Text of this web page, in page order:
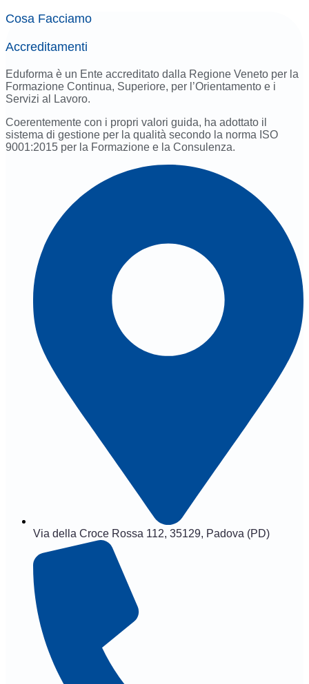
Cosa Facciamo
Accreditamenti
Eduforma è un Ente accreditato dalla Regione Veneto per la
Formazione Continua, Superiore, per l’Orientamento e i
Servizi al Lavoro.
Coerentemente con i propri valori guida, ha adottato il
sistema di gestione per la qualità secondo la norma ISO
9001:2015 per la Formazione e la Consulenza.
Via della Croce Rossa 112, 35129, Padova (PD)